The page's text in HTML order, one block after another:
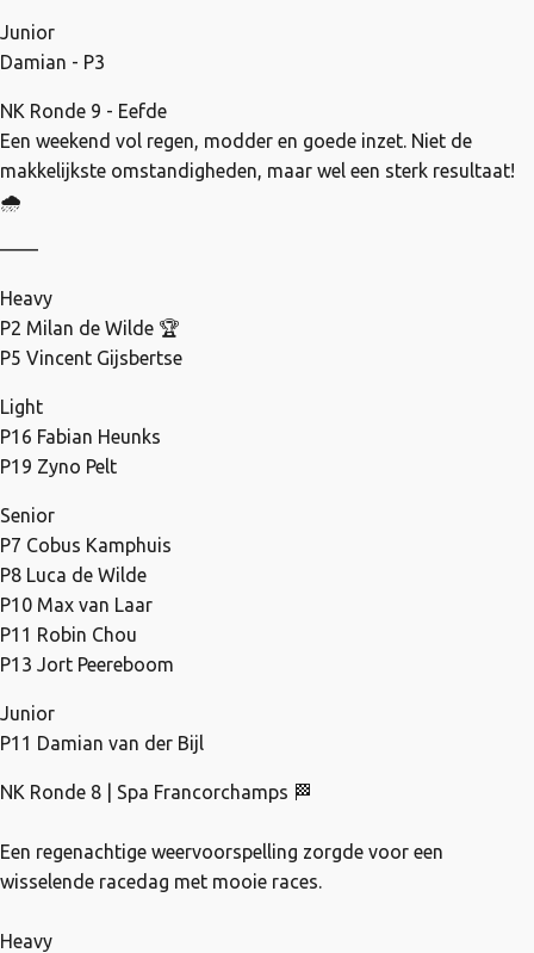
Junior
Damian - P3
NK Ronde 9 - Eefde
Een weekend vol regen, modder en goede inzet. Niet de
makkelijkste omstandigheden, maar wel een sterk resultaat!
🌧️
——
Heavy
P2 Milan de Wilde 🏆
P5 Vincent Gijsbertse
Light
P16 Fabian Heunks
P19 Zyno Pelt
Senior
P7 Cobus Kamphuis
P8 Luca de Wilde
P10 Max van Laar
P11 Robin Chou
P13 Jort Peereboom
Junior
P11 Damian van der Bijl
NK Ronde 8 | Spa Francorchamps 🏁
Een regenachtige weervoorspelling zorgde voor een
wisselende racedag met mooie races.
Heavy